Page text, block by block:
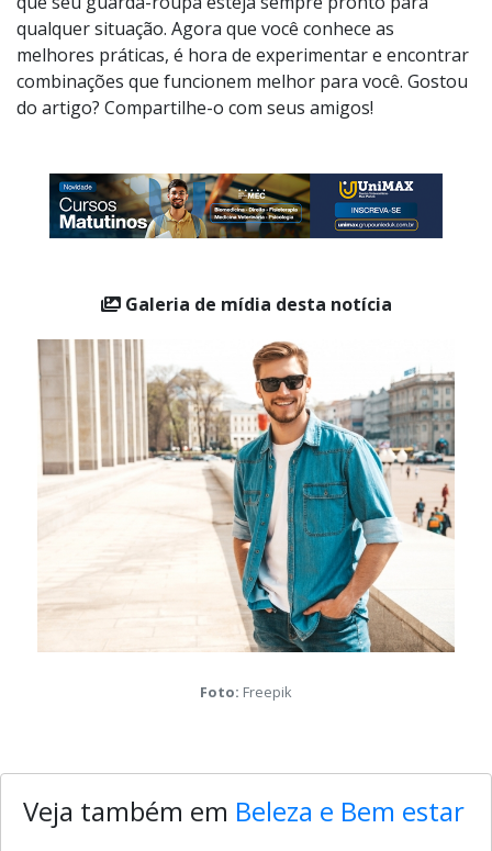
Montar umlook all jeans masculinopara diversas
ocasiões é uma maneira prática e estilosa de garantir
que seu guarda-roupa esteja sempre pronto para
qualquer situação. Agora que você conhece as
combinações que funcionem melhor para você. Gostou
do artigo? Compartilhe-o com seus amigos!
Galeria de mídia desta notícia